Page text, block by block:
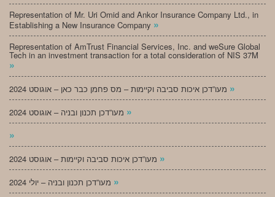
Representation of Mr. Uri Omid and Ankor Insurance Company Ltd., in
Establishing a New Insurance Company »
Representation of AmTrust Financial Services, Inc. and weSure Global
Tech in an investment transaction for a total consideration of NIS 37M
»
»
»
»
»
»